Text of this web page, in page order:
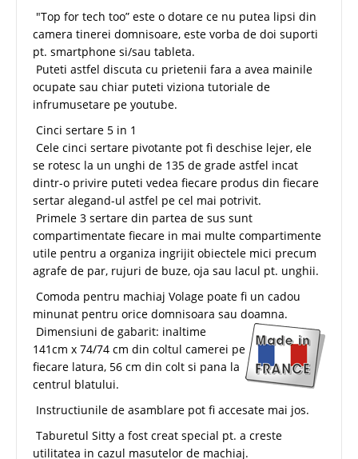
"Top for tech too” este o dotare ce nu putea lipsi din
camera tinerei domnisoare, este vorba de doi suporti
pt. smartphone si/sau tableta.
Puteti astfel discuta cu prietenii fara a avea mainile
ocupate sau chiar puteti viziona tutoriale de
infrumusetare pe youtube.
Cinci sertare 5 in 1
Cele cinci sertare pivotante pot fi deschise lejer, ele
se rotesc la un unghi de 135 de grade astfel incat
dintr-o privire puteti vedea fiecare produs din fiecare
sertar alegand-ul astfel pe cel mai potrivit.
Primele 3 sertare din partea de sus sunt
compartimentate fiecare in mai multe compartimente
utile pentru a organiza ingrijit obiectele mici precum
agrafe de par, rujuri de buze, oja sau lacul pt. unghii.
Comoda pentru machiaj Volage poate fi un cadou
minunat pentru orice domnisoara sau doamna.
Dimensiuni de gabarit: inaltime
141cm x 74/74 cm din coltul camerei pe
fiecare latura, 56 cm din colt si pana la
centrul blatului.
Instructiunile de asamblare pot fi accesate mai jos.
Taburetul Sitty a fost creat special pt. a creste
utilitatea in cazul masutelor de machiaj.